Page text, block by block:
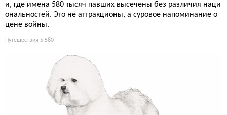
и, где имена 580 тысяч павших высечены без различия наци
ональностей. Это не аттракционы, а суровое напоминание о
цене войны.
Путешествия 5 580